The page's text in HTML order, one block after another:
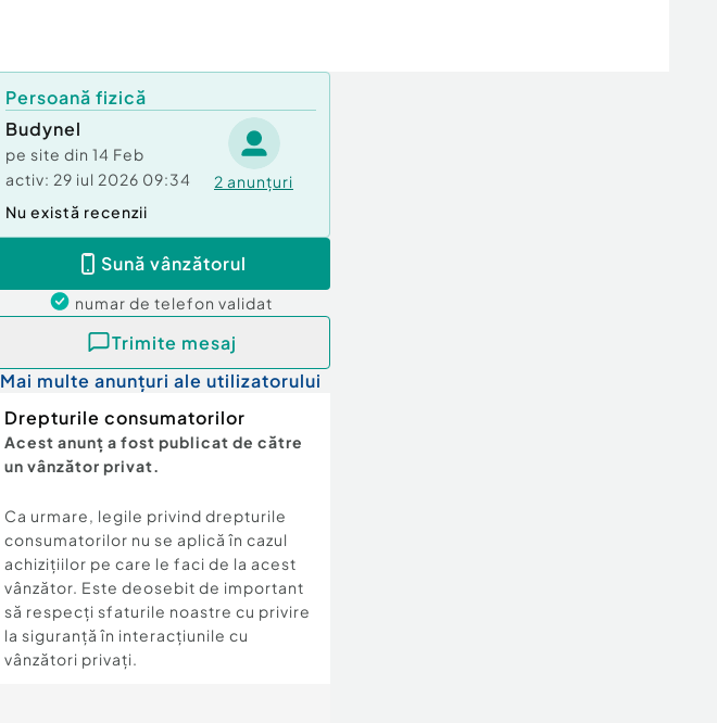
Persoană fizică
Budynel
pe site din 14 Feb
activ: 29 iul 2026 09:34 2 anunțuri
Nu există recenzii
Sună vânzătorul
numar de telefon validat
Trimite mesaj
Mai multe anunțuri ale utilizatorului
Drepturile consumatorilor
Acest anunț a fost publicat de către
un vânzător privat.
Ca urmare, legile privind drepturile
consumatorilor nu se aplică în cazul
achizițiilor pe care le faci de la acest
vânzător. Este deosebit de important
să respecți sfaturile noastre cu privire
la siguranță în interacțiunile cu
vânzători privați.